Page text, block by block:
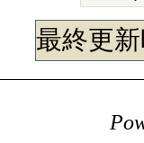
最終更